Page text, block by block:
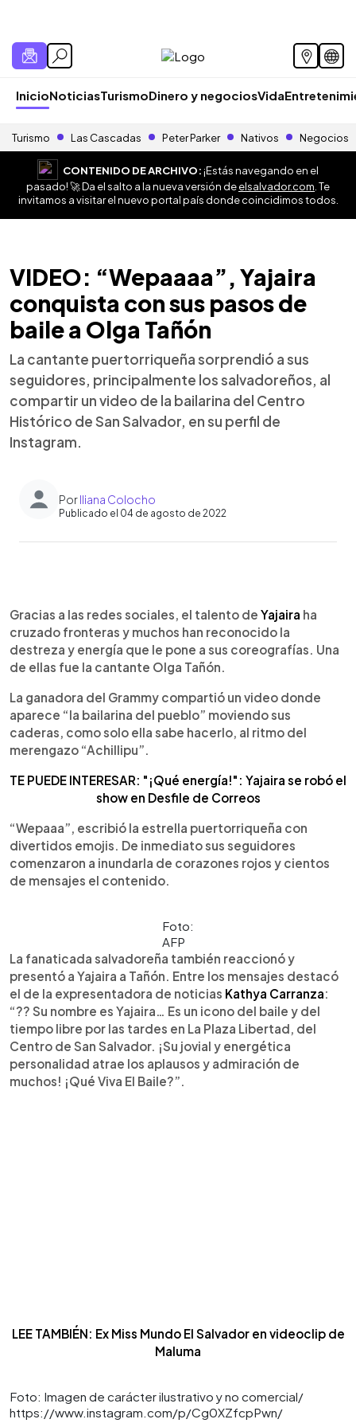
InicioNoticiasTurismoDinero y negociosVida
Turismo Las Cascadas Peter Parker Nativos Negocios
CONTENIDO DE ARCHIVO:¡Estás navegando en el
pasado! 🚀 Da el salto a la nueva versión deelsalvador.com . Te
invitamos a visitar el nuevo portal país donde coincidimos todos.
VIDEO: “Wepaaaa”, Yajaira
conquista con sus pasos de
baile a Olga Tañón
La cantante puertorriqueña sorprendió a sus
seguidores, principalmente los salvadoreños, al
compartir un video de la bailarina del Centro
Histórico de San Salvador, en su perfil de
Instagram.
PorIliana Colocho
Publicado el 04 de agosto de 2022
Escuchar artículo
Gracias a las redes sociales, el talento de Yajaira ha
cruzado fronteras y muchos han reconocido la
destreza y energía que le pone a sus coreografías. Una
de ellas fue la cantante Olga Tañón.
La ganadora del Grammy compartió un video donde
aparece “la bailarina del pueblo” moviendo sus
caderas, como solo ella sabe hacerlo, al ritmo del
merengazo “Achillipu”.
TE PUEDE INTERESAR: "¡Qué energía!": Yajaira se robó el
show en Desfile de Correos
“Wepaaa”, escribió la estrella puertorriqueña con
divertidos emojis. De inmediato sus seguidores
comenzaron a inundarla de corazones rojos y cientos
de mensajes el contenido.
Foto:
AFP
La fanaticada salvadoreña también reaccionó y
presentó a Yajaira a Tañón. Entre los mensajes destacó
el de la expresentadora de noticias Kathya Carranza:
“?? Su nombre es Yajaira… Es un icono del baile y del
tiempo libre por las tardes en La Plaza Libertad, del
Centro de San Salvador. ¡Su jovial y energética
personalidad atrae los aplausos y admiración de
muchos! ¡Qué Viva El Baile?”.
LEE TAMBIÉN: Ex Miss Mundo El Salvador en videoclip de
Maluma
Foto: Imagen de carácter ilustrativo y no comercial/
https://www.instagram.com/p/Cg0XZfcpPwn/